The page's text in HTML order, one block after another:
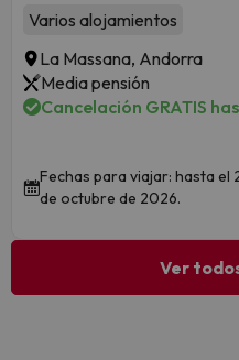
Varios alojamientos
La Massana, Andorra
Media pensión
Cancelación GRATIS
Fechas para viajar: hasta el
de octubre de 2026.
Ver